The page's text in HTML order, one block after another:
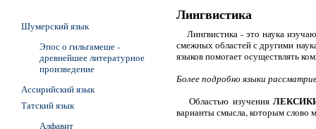
Лингвистика
Лингвистика - это наука
смежных областей с другими
языков помогает осуществлять
Более подробно языки
Областью изучения
варианты смысла, которым слово
Шумерский язык
Эпос о гильгамеше -
древнейшее литературное
произведение
Ассирийский язык
Татский язык
Алфавит